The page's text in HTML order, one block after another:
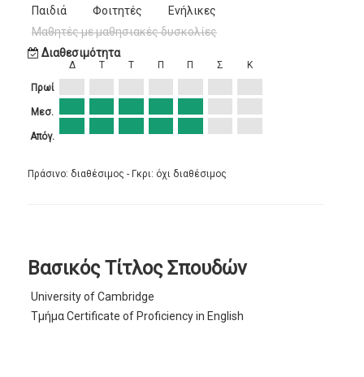
Παιδιά
Φοιτητές
Ενήλικες
Μαθητές με μαθησιακές δυσκολίες
Διαθεσιμότητα
Πρωί
Μεσ.
Απόγ.
Δ Τ Τ Π Π Σ Κ
Πράσινο: διαθέσιμος - Γκρι: όχι διαθέσιμος
Βασικός Τίτλος Σπουδών
University of Cambridge
Τμήμα Certificate of Proficiency in English